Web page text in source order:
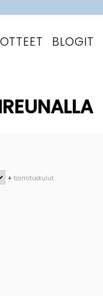
BLOGIT
+toimituskulut